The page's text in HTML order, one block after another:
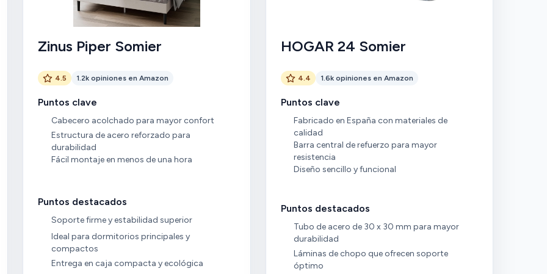
Zinus Piper Somier
4.5 1.2k opiniones en Amazon
Puntos clave
Cabecero acolchado para mayor confort
Estructura de acero reforzado para
durabilidad
Fácil montaje en menos de una hora
Puntos destacados
Soporte firme y estabilidad superior
Ideal para dormitorios principales y
compactos
Entrega en caja compacta y ecológica
HOGAR 24 Somier
4.4 1.6k opiniones en Amazon
Puntos clave
Fabricado en España con materiales de
calidad
Barra central de refuerzo para mayor
resistencia
Diseño sencillo y funcional
Puntos destacados
Tubo de acero de 30 x 30 mm para mayor
durabilidad
Láminas de chopo que ofrecen soporte
óptimo